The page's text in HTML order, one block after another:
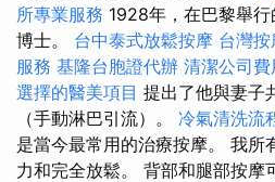
所專業服務 1928年，在巴黎舉
博士。 台中泰式放鬆按摩 台灣
服務 基隆台胞證代辦 清潔公司費
選擇的醫美項目 提出了他與妻子
（手動淋巴引流）。 冷氣清洗流
是當今最常用的治療按摩。 我所
力和完全放鬆。 背部和腿部按摩